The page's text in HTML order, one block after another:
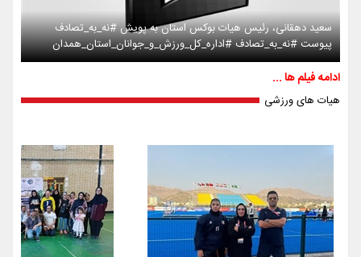
سعید دهقانی، رئیس هیات بوکس استان به پویش #نه_به_تصادف
پیوست #نه_به_تصادف #اداره_کل_ورزش_و_جوانان_استان_همدان
ادامه فیلم ها ...
هیات های ورزشی